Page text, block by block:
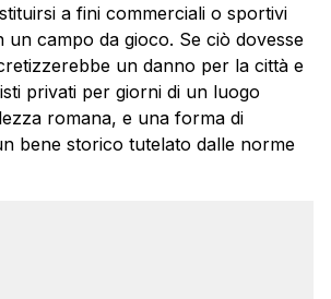
a fini commerciali o sportivi
un campo da gioco. Se ciò dovesse
un danno per la città e
privati per giorni di un luogo
romana, e una forma di
bene storico tutelato dalle norme